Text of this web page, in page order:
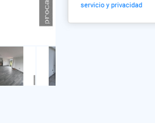
servicio y privacidad